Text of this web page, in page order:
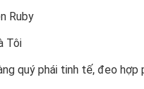
Ruby
Tôi
quý phái tinh tế, đeo hợp